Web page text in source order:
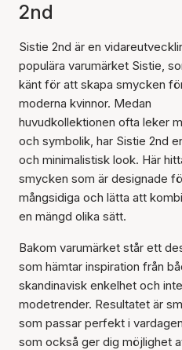
2nd
Sistie 2nd är en
populära varumärket Sistie,
känt för att skapa smycken
moderna kvinnor. Medan
huvudkollektionen ofta leker
och symbolik, har Sistie 2nd
och minimalistisk look. Här
smycken som är designade
mångsidiga och lätta att
en mängd olika sätt.
Bakom varumärket står ett
som hämtar inspiration från
skandinavisk enkelhet och
modetrender. Resultatet är
som passar perfekt i
som också ger dig möjlighet